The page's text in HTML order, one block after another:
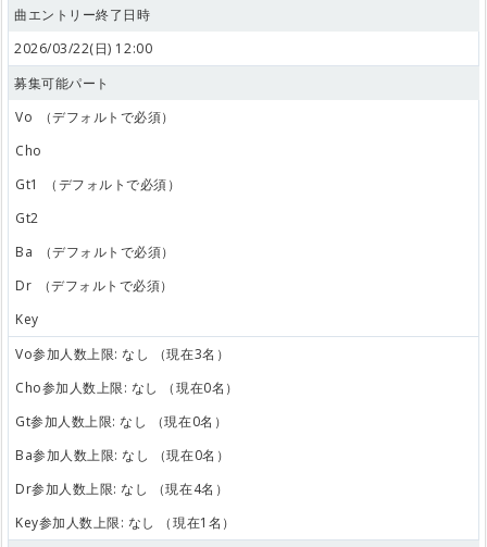
曲エントリー終了日時
2026/03/22(日) 12:00
募集可能パート
Vo
（デフォルトで必須）
Cho
Gt1
（デフォルトで必須）
Gt2
Ba
（デフォルトで必須）
Dr
（デフォルトで必須）
Key
Vo参加人数上限: なし （現在3名）
Cho参加人数上限: なし （現在0名）
Gt参加人数上限: なし （現在0名）
Ba参加人数上限: なし （現在0名）
Dr参加人数上限: なし （現在4名）
Key参加人数上限: なし （現在1名）